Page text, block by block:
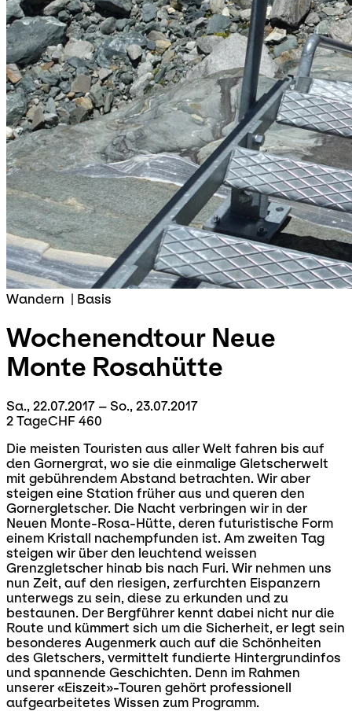
Wandern | Basis
Wochenendtour Neue
Monte Rosahütte
Sa., 22.07.2017 – So., 23.07.2017
2 TageCHF 460
Die meisten Touristen aus aller Welt fahren bis auf
den Gornergrat, wo sie die einmalige Gletscherwelt
mit gebührendem Abstand betrachten. Wir aber
steigen eine Station früher aus und queren den
Gornergletscher. Die Nacht verbringen wir in der
Neuen Monte-Rosa-Hütte, deren futuristische Form
einem Kristall nachempfunden ist. Am zweiten Tag
steigen wir über den leuchtend weissen
Grenzgletscher hinab bis nach Furi. Wir nehmen uns
nun Zeit, auf den riesigen, zerfurchten Eispanzern
unterwegs zu sein, diese zu erkunden und zu
bestaunen. Der Bergführer kennt dabei nicht nur die
Route und kümmert sich um die Sicherheit, er legt sein
besonderes Augenmerk auch auf die Schönheiten
des Gletschers, vermittelt fundierte Hintergrundinfos
und spannende Geschichten. Denn im Rahmen
unserer «Eiszeit»-Touren gehört professionell
aufgearbeitetes Wissen zum Programm.